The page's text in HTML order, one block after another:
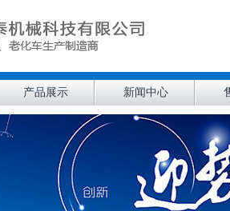
产品展示 新闻中心